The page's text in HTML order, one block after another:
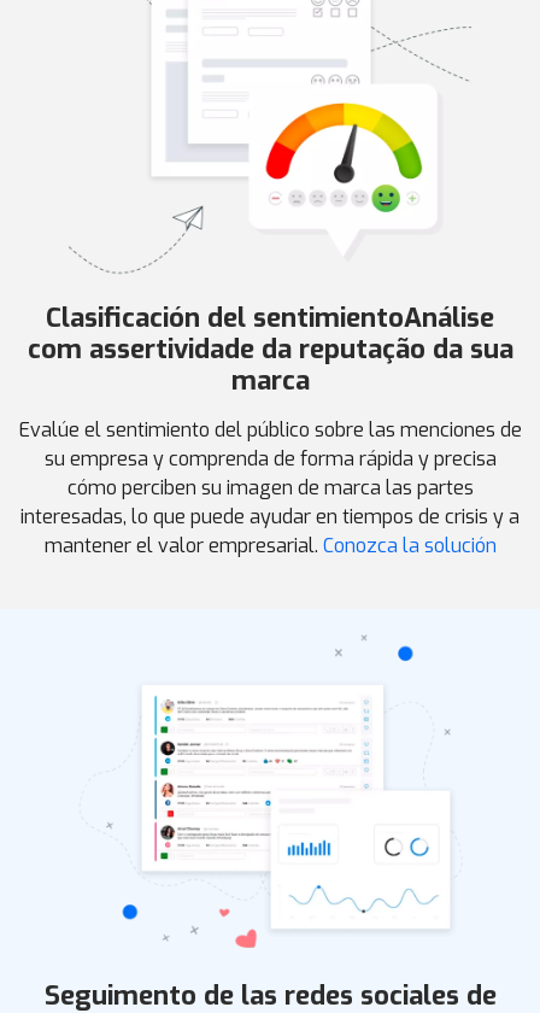
Clasificación del sentimientoAnálise
com assertividade da reputação da sua
marca
Evalúe el sentimiento del público sobre las menciones de
su empresa y comprenda de forma rápida y precisa
cómo perciben su imagen de marca las partes
interesadas, lo que puede ayudar en tiempos de crisis y a
mantener el valor empresarial. Conozca la solución
Seguimento de las redes sociales de